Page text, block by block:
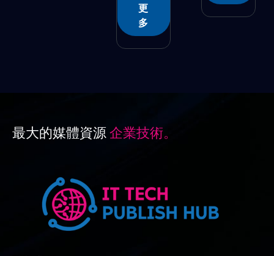
更
多
最大的媒體資源 企業技術。